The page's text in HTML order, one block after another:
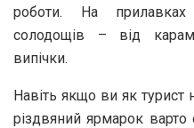
роботи. На
солодощів – від
випічки.
Навіть якщо ви як турист
різдвяний ярмарок варто